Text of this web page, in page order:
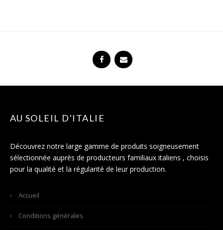
AU SOLEIL D'ITALIE
Découvrez notre large gamme de produits soigneusement
sélectionnée auprès de producteurs familiaux italiens , choisis
pour la qualité et la régularité de leur production.
Accueil
Conditions générales